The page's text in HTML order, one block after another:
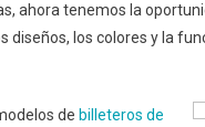
ahora tenemos la
los colores y la
de billeteros de